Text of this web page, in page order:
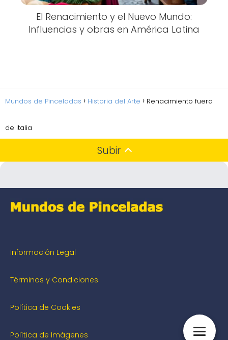
El Renacimiento y el Nuevo Mundo:
Influencias y obras en América Latina
Mundos de Pinceladas Historia del Arte Renacimiento fuera
de Italia
Subir
Información Legal
Términos y Condiciones
Política de Cookies
Política de Imágenes